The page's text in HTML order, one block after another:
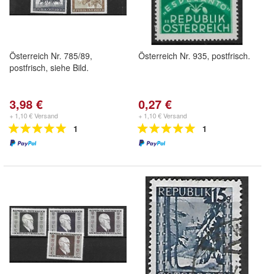
Österreich Nr. 785/89,
postfrisch, siehe Bild.
3,98 €
+ 1,10 € Versand
1
Österreich Nr. 935, postfrisch.
0,27 €
+ 1,10 € Versand
1